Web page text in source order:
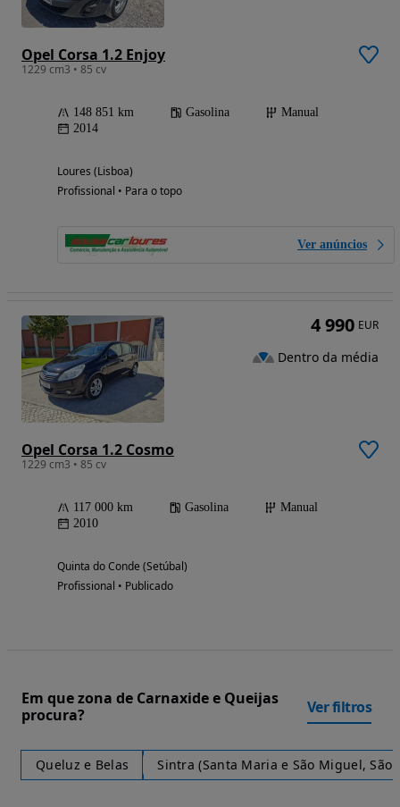
Opel Corsa 1.2 Enjoy
1229 cm3 • 85 cv
148 851 km Gasolina
Manual
2014
Loures (Lisboa)
Profissional • Para o topo
Ver anúncios
Opel Corsa 1.2 Cosmo
1229 cm3 • 85 cv
117 000 km Gasolina
Manual
2010
Quinta do Conde (Setúbal)
Profissional • Publicado
4 990 EUR
Dentro da média
Em que zona de Carnaxide e Queijas
procura?
Ver filtros
Queluz e Belas Sintra (Santa Maria e São Miguel,